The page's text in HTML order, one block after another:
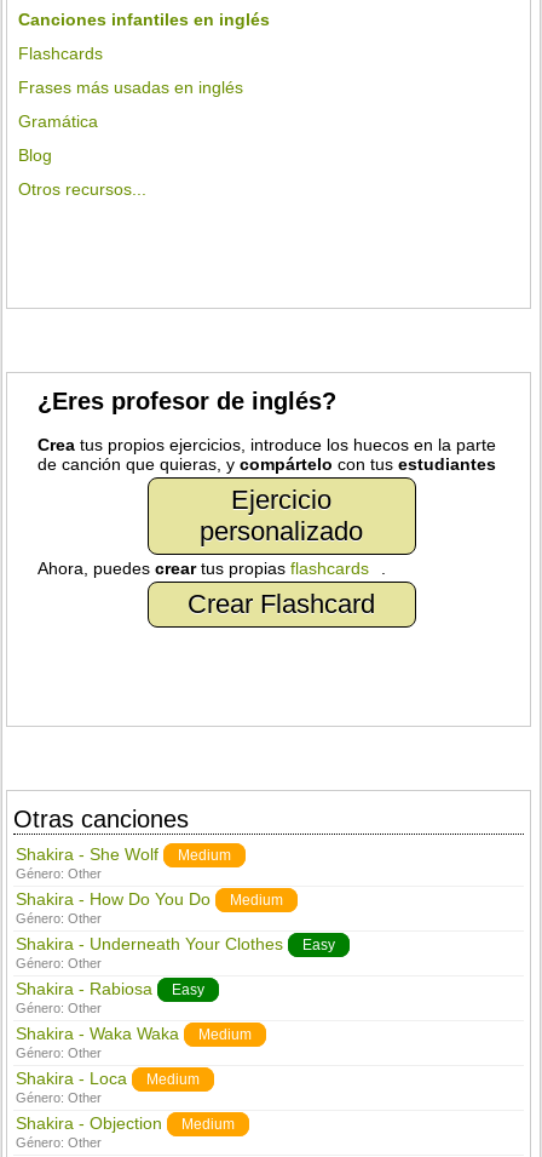
Canciones infantiles en inglés
Flashcards
Frases más usadas en inglés
Gramática
Blog
Otros recursos...
¿Eres profesor de inglés?
Crea tus propios ejercicios, introduce los huecos en la parte
de canción que quieras, ycompártelo con tusestudiantes
Ejercicio
personalizado
Ahora, puedescreartus propiasflashcards
Crear Flashcard
Otras canciones
Shakira - She Wolf Medium
Género:Other
Shakira - How Do You Do Medium
Género:Other
Shakira - Underneath Your Clothes Easy
Género:Other
Shakira - Rabiosa Easy
Género:Other
Shakira - Waka Waka Medium
Género:Other
Shakira - Loca Medium
Género:Other
Shakira - Objection Medium
Género:Other